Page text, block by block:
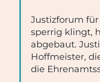
Justizforum
sperrig klingt,
abgebaut.
Hoffmeister,
die